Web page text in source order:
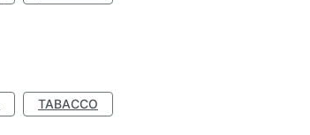
TABACCO